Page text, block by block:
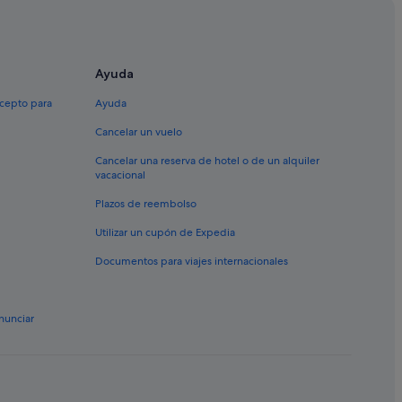
de La Toja
para
Ayuda
Ayuda
Cancelar un vuelo
Cancelar una reserva de hotel o de un alquiler
vacacional
Plazos de reembolso
Utilizar un cupón de Expedia
Documentos para viajes internacionales